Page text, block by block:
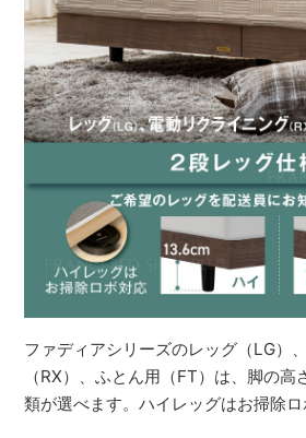
ファディアシリーズのレッグ（LG）
（RX）、ふとん用（FT）は、脚の
類が選べます。ハイレッグはお掃除ロ